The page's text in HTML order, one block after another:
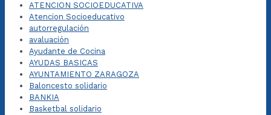
ATENCION SOCIOEDUCATIVA
Atencion Socioeducativo
autorregulación
avaluación
Ayudante de Cocina
AYUDAS BASICAS
AYUNTAMIENTO ZARAGOZA
Baloncesto solidario
BANKIA
Basketbal solidario